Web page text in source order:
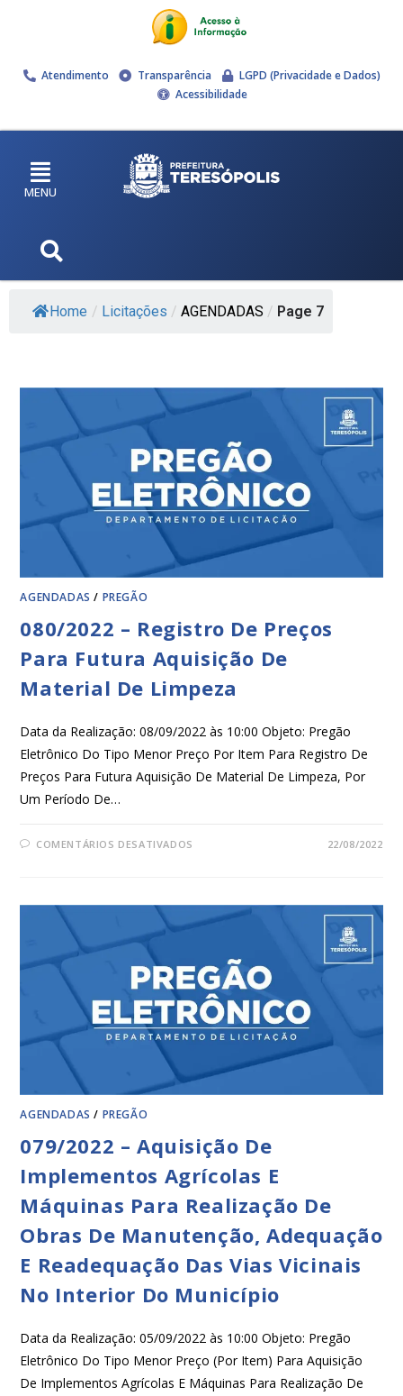
Atendimento Transparência
LGPD (Privacidade e Dados)
Acessibilidade
MENU
Home / Licitações / AGENDADAS / Page 7
AGENDADAS / PREGÃO
080/2022 – Registro De Preços
Para Futura Aquisição De
Material De Limpeza
Data da Realização: 08/09/2022 às 10:00 Objeto: Pregão
Eletrônico Do Tipo Menor Preço Por Item Para Registro De
Preços Para Futura Aquisição De Material De Limpeza, Por
Um Período De…
COMENTÁRIOS DESATIVADOS 22/08/2022
AGENDADAS / PREGÃO
079/2022 – Aquisição De
Implementos Agrícolas E
Máquinas Para Realização De
Obras De Manutenção, Adequação
E Readequação Das Vias Vicinais
No Interior Do Município
Data da Realização: 05/09/2022 às 10:00 Objeto: Pregão
Eletrônico Do Tipo Menor Preço (Por Item) Para Aquisição
De Implementos Agrícolas E Máquinas Para Realização De